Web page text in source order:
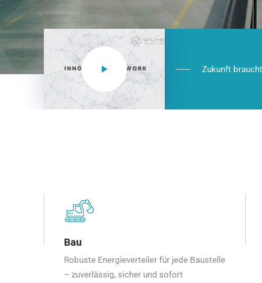
Zukunft
Bau
Robuste Energieverteiler für jede Baustelle
– zuverlässig, sicher und sofort